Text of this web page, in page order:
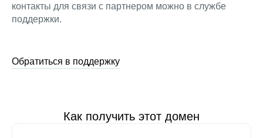
контакты для связи с партнером можно в службе
поддержки.
Обратиться в поддержку
Как получить этот домен